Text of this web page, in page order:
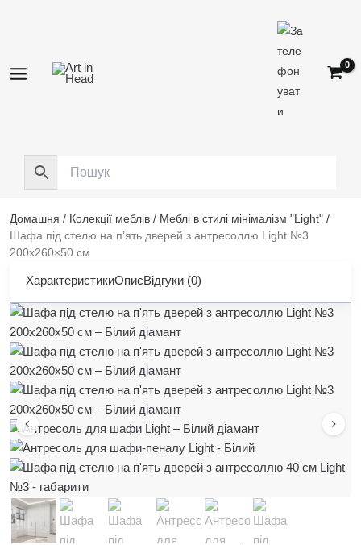
Домашня / Колекції меблів / Меблі в стилі мінімалізм "Light" /
Шафа під стелю на п’ять дверей з антресоллю Light №3
200х260×50 см
ХарактеристикиОписВідгуки (0)